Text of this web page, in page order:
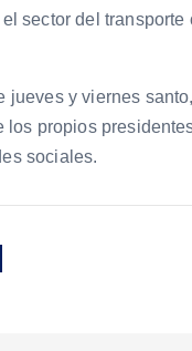
sector del
jueves y viernes
los propios
sociales.